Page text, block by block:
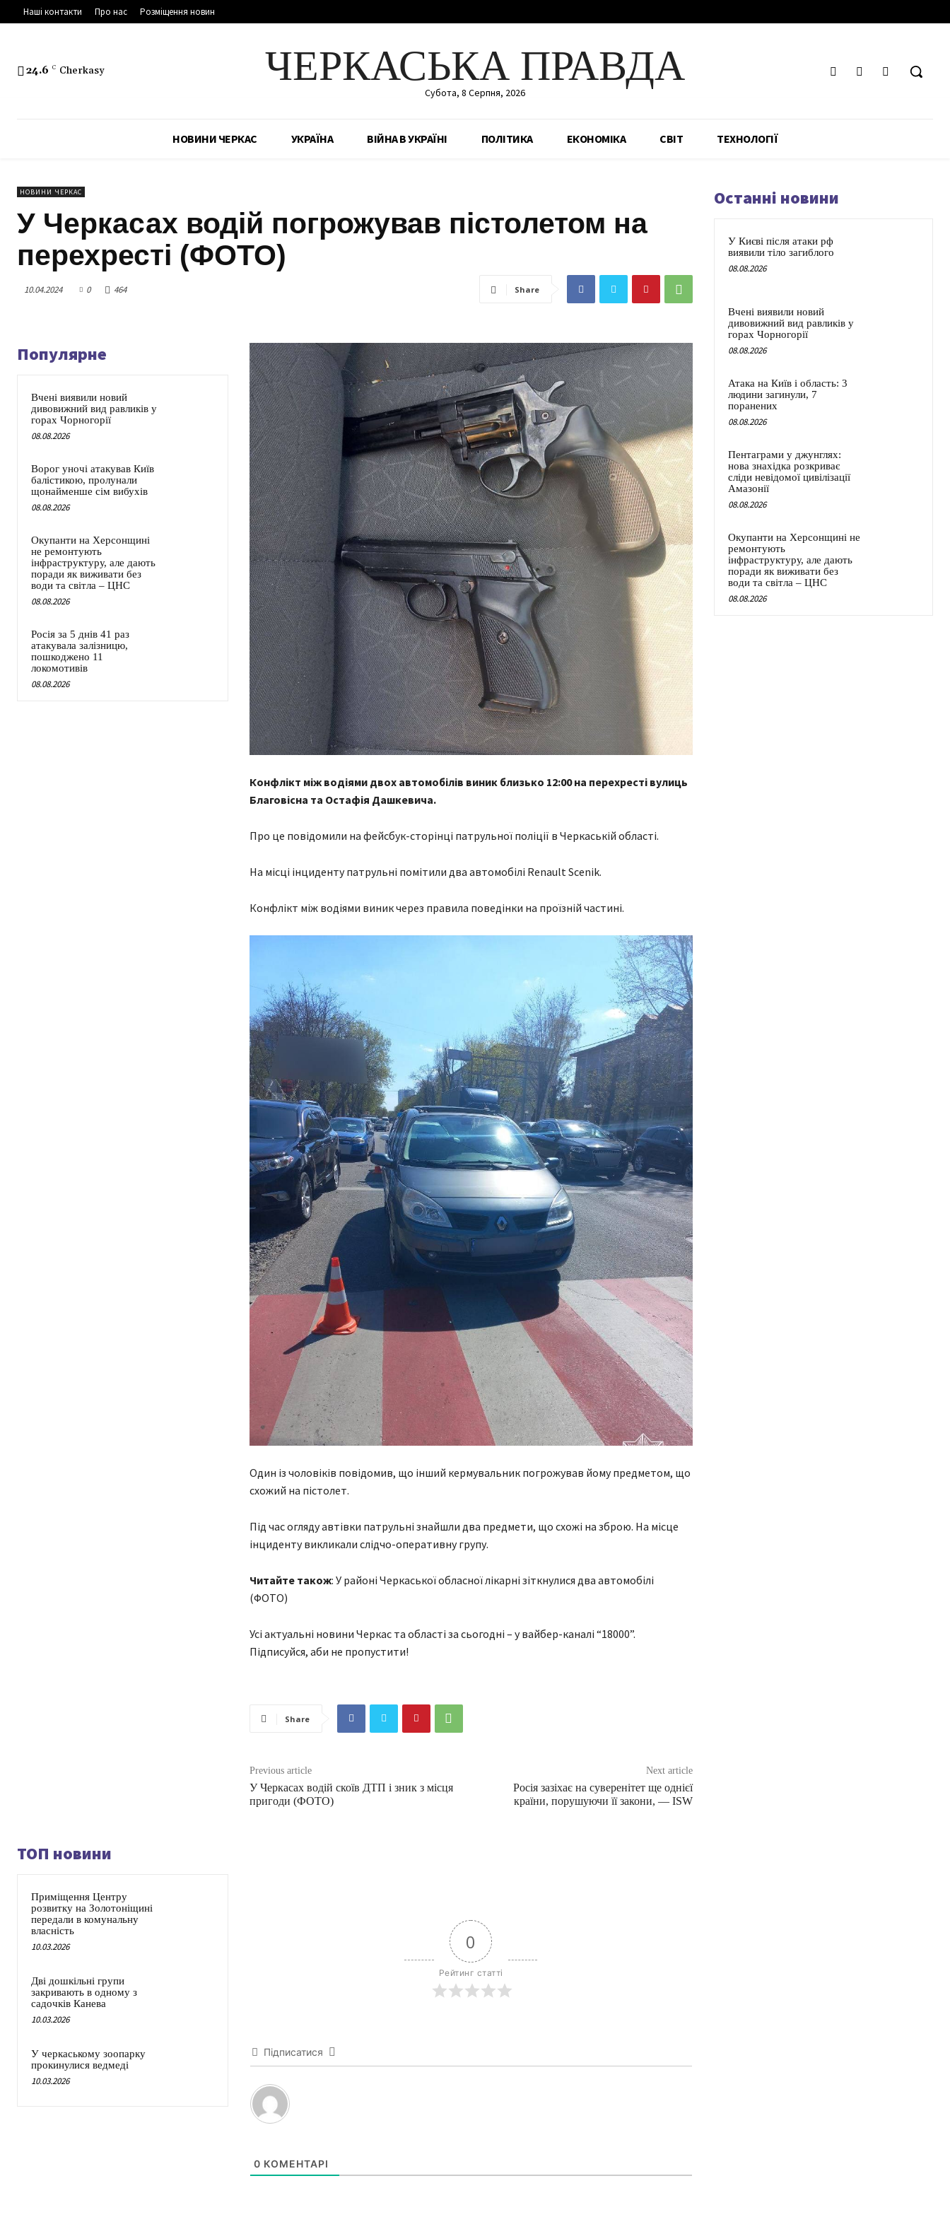
Наші контакти Про нас Розміщення новин
24.6 C Cherkasy ЧЕРКАСЬКА ПРАВДА
Субота, 8 Серпня, 2026
НОВИНИ ЧЕРКАС УКРАЇНА ВІЙНА В УКРАЇНІ ПОЛІТИКА ЕКОНОМІКА СВІТ ТЕХНОЛОГІЇ
НОВИНИ ЧЕРКАС
У Черкасах водій погрожував пістолетом на
перехресті (ФОТО)
10.04.2024 0 464 Share
Популярне
Вчені виявили новий
дивовижний вид равликів у
горах Чорногорії
08.08.2026
Ворог уночі атакував Київ
балістикою, пролунали
щонайменше сім вибухів
08.08.2026
Окупанти на Херсонщині
не ремонтують
інфраструктуру, але дають
поради як виживати без
води та світла – ЦНС
08.08.2026
Росія за 5 днів 41 раз
атакувала залізницю,
пошкоджено 11
локомотивів
08.08.2026
Конфлікт між водіями двох автомобілів виник близько 12:00 на перехресті вулиць
Благовісна та Остафія Дашкевича.
Про це повідомили на фейсбук-сторінці патрульної поліції в Черкаській області.
На місці інциденту патрульні помітили два автомобілі Renault Scenik.
Конфлікт між водіями виник через правила поведінки на проїзній частині.
Один із чоловіків повідомив, що інший кермувальник погрожував йому предметом, що
схожий на пістолет.
Під час огляду автівки патрульні знайшли два предмети, що схожі на зброю. На місце
інциденту викликали слідчо-оперативну групу.
Читайте також: У районі Черкаської обласної лікарні зіткнулися два автомобілі
(ФОТО)
Усі актуальні новини Черкас та області за сьогодні – у вайбер-каналі “18000”.
Підписуйся, аби не пропустити!
Share
Previous article
У Черкасах водій скоїв ДТП і зник з місця
пригоди (ФОТО)
Next article
Росія зазіхає на суверенітет ще однієї
країни, порушуючи її закони, — ISW
ТОП новини
Приміщення Центру
розвитку на Золотоніщині
передали в комунальну
власність
10.03.2026
Дві дошкільні групи
закривають в одному з
садочків Канева
10.03.2026
У черкаському зоопарку
прокинулися ведмеді
10.03.2026
0
Рейтинг статті
Підписатися
0 КОМЕНТАРІ
Останні новини
У Києві після атаки рф
виявили тіло загиблого
08.08.2026
Вчені виявили новий
дивовижний вид равликів у
горах Чорногорії
08.08.2026
Атака на Київ і область: 3
людини загинули, 7
поранених
08.08.2026
Пентаграми у джунглях:
нова знахідка розкриває
сліди невідомої цивілізації
Амазонії
08.08.2026
Окупанти на Херсонщині не
ремонтують
інфраструктуру, але дають
поради як виживати без
води та світла – ЦНС
08.08.2026